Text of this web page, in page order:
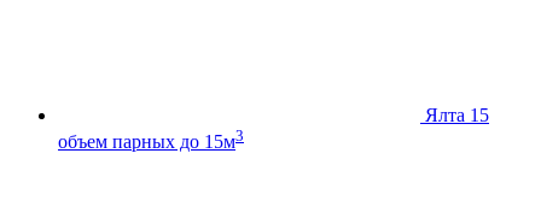
Ялта 15
объем парных до 15м3